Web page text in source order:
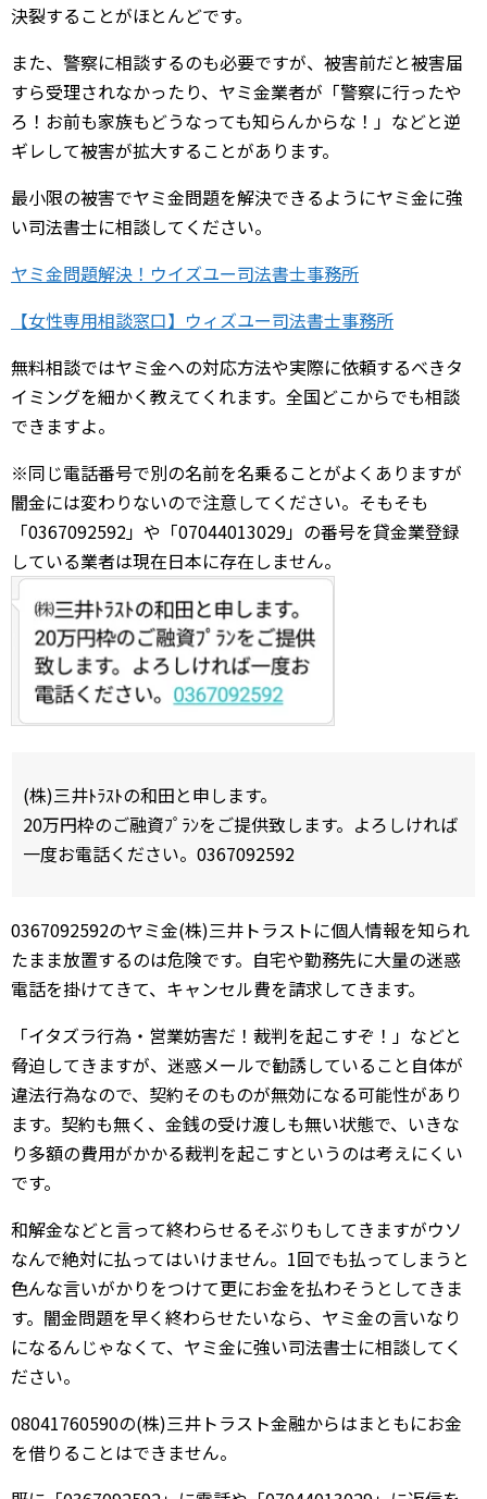
決裂することがほとんどです。
また、警察に相談するのも必要ですが、被害前だと被害届
すら受理されなかったり、ヤミ金業者が「警察に行ったや
ろ！お前も家族もどうなっても知らんからな！」などと逆
ギレして被害が拡大することがあります。
最小限の被害でヤミ金問題を解決できるようにヤミ金に強
い司法書士に相談してください。
ヤミ金問題解決！ウイズユー司法書士事務所
【女性専用相談窓口】ウィズユー司法書士事務所
無料相談ではヤミ金への対応方法や実際に依頼するべきタ
イミングを細かく教えてくれます。全国どこからでも相談
できますよ。
※同じ電話番号で別の名前を名乗ることがよくありますが
闇金には変わりないので注意してください。そもそも
「0367092592」や「07044013029」の番号を貸金業登録
している業者は現在日本に存在しません。
(株)三井ﾄﾗｽﾄの和田と申します。
20万円枠のご融資ﾌﾟﾗﾝをご提供致します。よろしければ
一度お電話ください。0367092592
0367092592のヤミ金(株)三井トラストに個人情報を知られ
たまま放置するのは危険です。自宅や勤務先に大量の迷惑
電話を掛けてきて、キャンセル費を請求してきます。
「イタズラ行為・営業妨害だ！裁判を起こすぞ！」などと
脅迫してきますが、迷惑メールで勧誘していること自体が
違法行為なので、契約そのものが無効になる可能性があり
ます。契約も無く、金銭の受け渡しも無い状態で、いきな
り多額の費用がかかる裁判を起こすというのは考えにくい
です。
和解金などと言って終わらせるそぶりもしてきますがウソ
なんで絶対に払ってはいけません。1回でも払ってしまうと
色んな言いがかりをつけて更にお金を払わそうとしてきま
す。闇金問題を早く終わらせたいなら、ヤミ金の言いなり
になるんじゃなくて、ヤミ金に強い司法書士に相談してく
ださい。
08041760590の(株)三井トラスト金融からはまともにお金
を借りることはできません。